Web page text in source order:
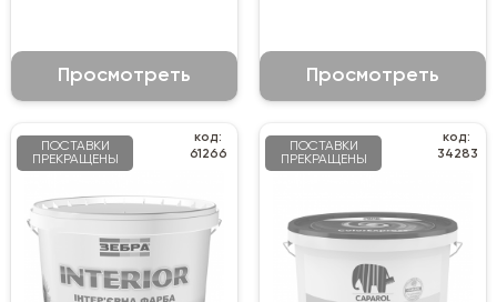
Просмотреть Просмотреть
ПОСТАВКИ
ПРЕКРАЩЕНЫ
код:
61266
ПОСТАВКИ
ПРЕКРАЩЕНЫ
код:
34283